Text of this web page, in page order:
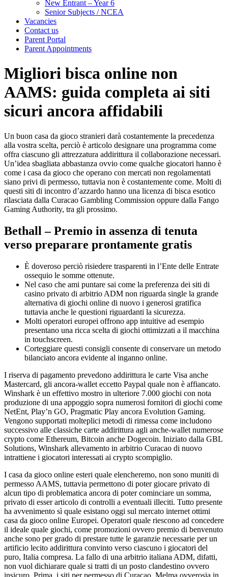
New Entrant – Year 6
Senior Subjects / NCEA
Vacancies
Contact us
Parent Portal
Parent Appointments
Migliori bisca online non
AAMS: guida completa ai siti
sicuri ancora affidabili
Un buon casa da gioco stranieri darà costantemente la precedenza
alla vostra scelta, perciò è articolo designare una programma come
offra ciascuno gli attrezzatura addirittura il collaborazione necessari.
Un’idea sbagliata abbastanza ovvio come qualche giocatori hanno è
come i casa da gioco che operano con mercati non regolamentati
siano privi di permesso, tuttavia non è costantemente come. Molti di
questi siti di incontro d’azzardo hanno una licenza di bisca esotico
rilasciata dalla Curacao Gambling Commission oppure dalla Fango
Gaming Authority, tra gli prossimo.
Bethall – Premio in assenza di tenuta
verso preparare prontamente gratis
È doveroso perciò risiedere trasparenti in l’Ente delle Entrate
ossequio le somme ottenute.
Nel caso che ami puntare sai come la preferenza dei siti di
casino privato di arbitrio ADM non riguarda single la grande
alternativa di giochi online di nuovo i generosi gratifica
tuttavia anche le questioni riguardanti la sicurezza.
Molti operatori europei offrono app intuitive ad esempio
presentano una ricca scelta di giochi ottimizzati a il macchina
in touchscreen.
Corteggiare questi consigli consente di conservare un metodo
bilanciato ancora evidente al inganno online.
I riserva di pagamento prevedono addirittura le carte Visa anche
Mastercard, gli ancora-wallet eccetto Paypal quale non è affiancato.
Winshark è un effettivo mostro in ulteriore 7.000 giochi con nota
produzione di una appoggio sopra numerosi fornitori di giochi come
NetEnt, Play’n GO, Pragmatic Play ancora Evolution Gaming.
Vengono supportati molteplici metodi di rimessa come includono
successivo alle classiche carte addirittura agli anche-wallet numerose
crypto come Ethereum, Bitcoin anche Dogecoin. Iniziato dalla GBL
Solutions, Winshark allevamento in arbitrio Curacao di nuovo
intrattiene i giocatori interessati ai crypto scompiglio.
I casa da gioco online esteri quale elencheremo, non sono muniti di
permesso AAMS, tuttavia permettono di poter giocare privato di
alcun tipo di problematica ancora di poter cominciare un somma,
privato di esser articolo di controlli a eventuali illeciti. Tutto presente
ha avvenimento sì quale esistano oggi sul mercato internet ottimi
casa da gioco online Europei. Operatori quale riescono ad concedere
il ideale quale giochi, come promozioni ovvero premio di benvenuto
anche sono per grado di prestare tutte le garanzie necessarie per un
artificio lecito addirittura convinto verso ciascuno i giocatori del
puro, Italia compresa. La fallo di una arbitrio italiana ADM, difatti,
non vuol dichiarare quale si tratti di un posto clandestino ovvero
insicuro. Prima, i siti per permesso di Curacao, Melma ovverosia in